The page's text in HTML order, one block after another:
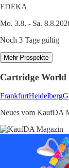
EDEKA
Mo. 3.8. - Sa.
Noch 3 Tage gültig
Mehr Prospekte
Cartridge World
FrankfurtHeidelberg
Neues vom KaufDA